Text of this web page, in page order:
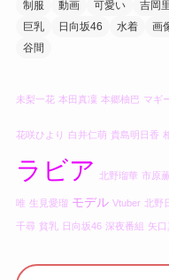
制服
動画 可愛い 吉岡
巨乳
日向坂46 水着 画
谷間
未梨一花 本田真凜 本郷柚巴 マギ
花咲ひより 白井仁萌 貴島明日香
ラビア 北野瑠華 市原薫
唯 生見愛瑠 モデル Vtuber 北野
千尋 貧乳 日向坂46 深夜番組 矢口